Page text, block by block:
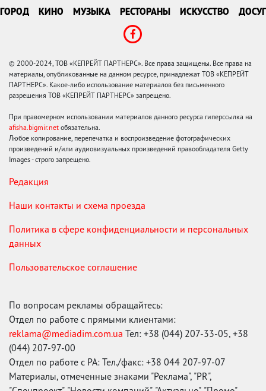
ГОРОД КИНО МУЗЫКА РЕСТОРАНЫ ИСКУССТВО ДОСУГ
© 2000-2024, ТОВ «КЕПРЕЙТ ПАРТНЕРС». Все права защищены. Все права на
материалы, опубликованные на данном ресурсе, принадлежат ТОВ «КЕПРЕЙТ
ПАРТНЕРС». Какое-либо использование материалов без письменного
разрешения ТОВ «КЕПРЕЙТ ПАРТНЕРС» запрещено.
При правомерном использовании материалов данного ресурса гиперссылка на
afisha.bigmir.net обязательна.
Любое копирование, перепечатка и воспроизведение фотографических
произведений и/или аудиовизуальных произведений правообладателя Getty
Images - строго запрещено.
Редакция
Наши контакты и схема проезда
Политика в сфере конфиденциальности и персональных
данных
Пользовательское соглашение
По вопросам рекламы обращайтесь:
Отдел по работе с прямыми клиентами:
reklama@mediadim.com.ua Тел: +38 (044) 207-33-05, +38
(044) 207-97-00
Отдел по работе с РА: Тел./факс: +38 044 207-97-07
Материалы, отмеченные знаками "Реклама", "PR",